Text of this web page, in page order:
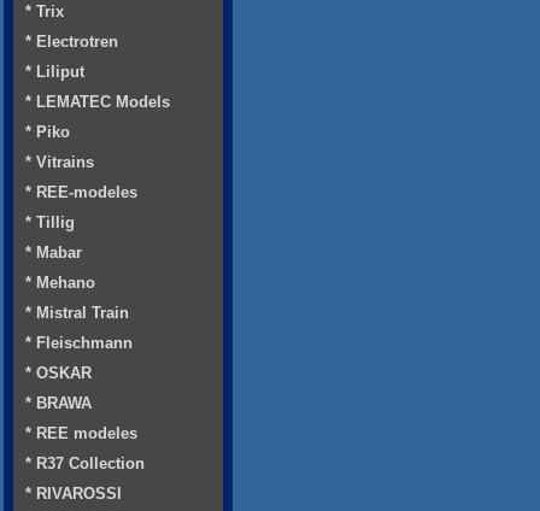
* Trix
* Electrotren
* Liliput
* LEMATEC Models
* Piko
* Vitrains
* REE-modeles
* Tillig
* Mabar
* Mehano
* Mistral Train
* Fleischmann
* OSKAR
* BRAWA
* REE modeles
* R37 Collection
* RIVAROSSI